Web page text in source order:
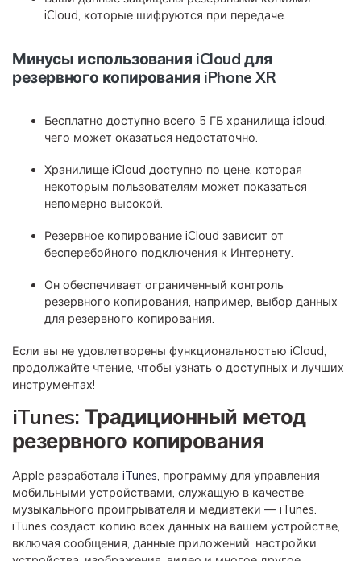
iCloud, которые шифруются при передаче.
Минусы использования iCloud для
резервного копирования iPhone XR
Бесплатно доступно всего 5 ГБ хранилища icloud,
чего может оказаться недостаточно.
Хранилище iCloud доступно по цене, которая
некоторым пользователям может показаться
непомерно высокой.
Резервное копирование iCloud зависит от
бесперебойного подключения к Интернету.
Он обеспечивает ограниченный контроль
резервного копирования, например, выбор данных
для резервного копирования.
Если вы не удовлетворены функциональностью iCloud,
продолжайте чтение, чтобы узнать о доступных и лучших
инструментах!
iTunes: Традиционный метод
резервного копирования
Apple разработала iTunes, программу для управления
мобильными устройствами, служащую в качестве
музыкального проигрывателя и медиатеки — iTunes.
iTunes создаст копию всех данных на вашем устройстве,
включая сообщения, данные приложений, настройки